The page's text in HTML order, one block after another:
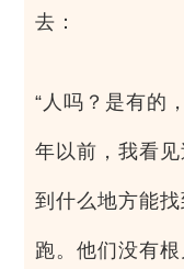
去：
“人吗？是有的
年以前，我看
到什么地方能
跑。他们没有